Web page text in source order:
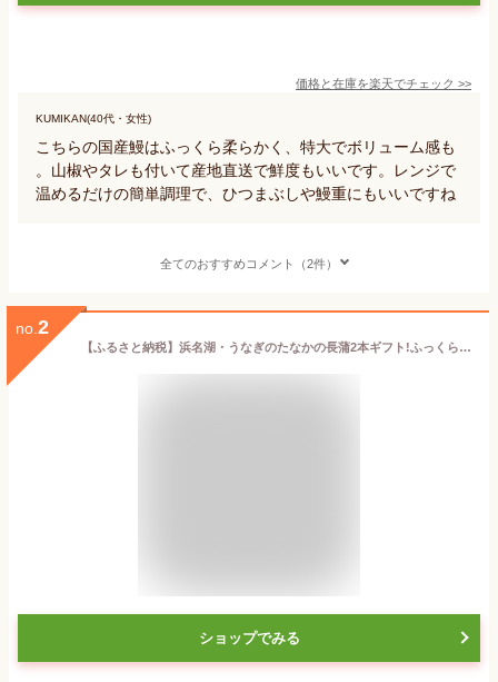
価格と在庫を楽天でチェック >>
KUMIKAN(40代・女性)
こちらの国産鰻はふっくら柔らかく、特大でボリューム感も
。山椒やタレも付いて産地直送で鮮度もいいです。レンジで
温めるだけの簡単調理で、ひつまぶしや鰻重にもいいですね
全てのおすすめコメント（2件）
no. 2
【ふるさと納税】浜名湖・うなぎのたなかの長蒲2本ギフト!ふっくら柔らか♪国産うなぎ長蒲焼※合計360g程度_ ウナギ 鰻 うなぎ かば焼き 蒲焼き 人気 美味しい 国産 浜名湖 産地直送 個包装 ギフト 贈答 専門店 冷凍 【配送不可地域：離島】【1417592】
ショップでみる